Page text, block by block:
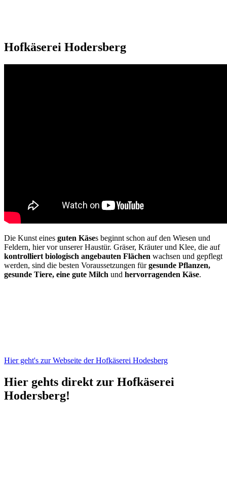
Hofkäserei Hodersberg
Die Kunst eines guten Käses beginnt schon auf den Wiesen und
Feldern, hier vor unserer Haustür. Gräser, Kräuter und Klee, die auf
kontrolliert biologisch angebauten Flächen wachsen und gepflegt
werden, sind die besten Voraussetzungen fürgesunde Pflanzen,
gesunde Tiere, eine gute Milch und hervorragenden Käse.
Hier geht's zur Webseite der Hofkäserei Hodesberg
Hier gehts direkt zur Hofkäserei
Hodersberg!